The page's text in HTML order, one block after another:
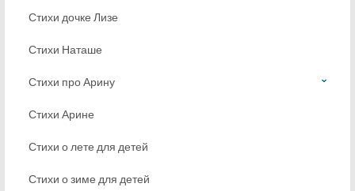
Стихи дочке Лизе
Стихи Наташе
Стихи про Арину
Стихи Арине
Стихи о лете для детей
Стихи о зиме для детей